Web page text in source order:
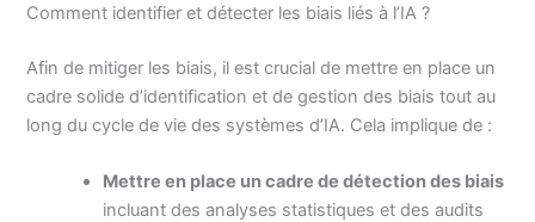
Comment identifier et détecter les biais liés à l’IA ?
Afin de mitiger les biais, il est crucial de mettre en place un
cadre solide d’identification et de gestion des biais tout au
long du cycle de vie des systèmes d’IA. Cela implique de :
Mettre en place un cadre de détection des biais
incluant des analyses statistiques et des audits